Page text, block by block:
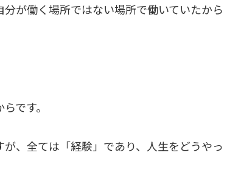
が働く場所ではない場所で働いていたから
です。
、全ては「経験」であり、人生をどうやっ